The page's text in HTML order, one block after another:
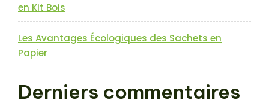
en Kit Bois
Les Avantages Écologiques des Sachets en
Papier
Derniers commentaires